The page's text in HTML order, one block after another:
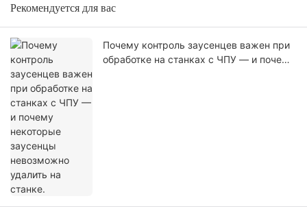
Рекомендуется для вас
Почему контроль заусенцев важен при
обработке на станках с ЧПУ — и почему